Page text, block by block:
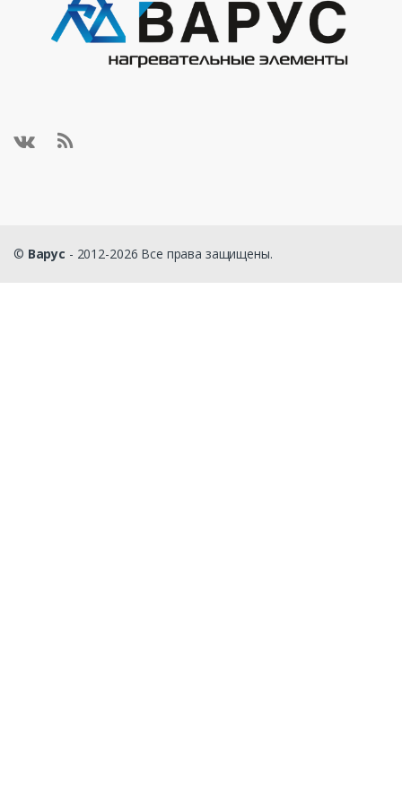
© Варус - 2012-2026 Все права защищены.